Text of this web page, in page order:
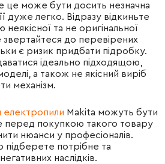
це може бути досить незначна
дуже легко. Відразу відкиньте
та не оригінальної
до перевірених
є ризик придбати підробку.
ідеально підходящою,
а також не якісний виріб
механізм.
електропили Makita можуть бути
перед покупкою такого товару
нюанси у професіоналів.
підберете потрібне та
наслідків.